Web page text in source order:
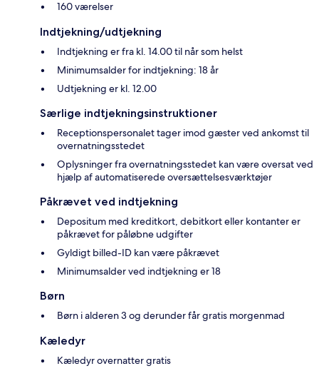
160 værelser
Indtjekning/udtjekning
Indtjekning er fra kl. 14.00 til når som helst
Minimumsalder for indtjekning: 18 år
Udtjekning er kl. 12.00
Særlige indtjekningsinstruktioner
Receptionspersonalet tager imod gæster ved ankomst til
overnatningsstedet
Oplysninger fra overnatningsstedet kan være oversat ved
hjælp af automatiserede oversættelsesværktøjer
Påkrævet ved indtjekning
Depositum med kreditkort, debitkort eller kontanter er
påkrævet for påløbne udgifter
Gyldigt billed-ID kan være påkrævet
Minimumsalder ved indtjekning er 18
Børn
Børn i alderen 3 og derunder får gratis morgenmad
Kæledyr
Kæledyr overnatter gratis